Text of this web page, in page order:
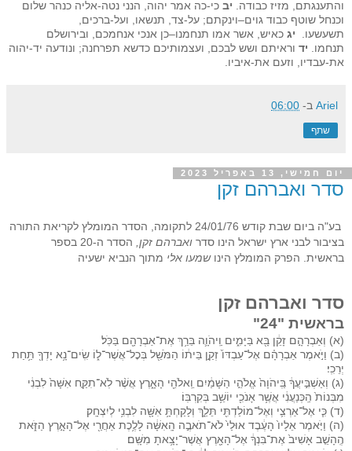
והתענגתם, מזיז כבודה. יב כי-כה אמר יהוה, הנני נטה-אליה כנהר שלום
וכנחל שוטף כבוד גוים–וינקתם; על-צד, תנשאו, ועל-ברכים,
תשעשעו. יג כאיש, אשר אמו תנחמנו–כן אנכי אנחמכם, ובירושלם
תנחמו. יד וראיתם ושש לבכם, ועצמותיכם כדשא תפרחנה; ונודעה יד-יהוה
את-עבדיו, וזעם את-איביו.
Ariel ב- 06:00
שתף
יום חמישי, 13 באפריל 2023
סדר ואברהם זקן
בע"ה ביום שבת קודש 24/01/76 לתקומה, הסדר המומלץ לקריאת התורה
בציבור לבני ארץ ישראל הינו סדר ואברהם זקן,
הסדר ה-20 בספר
בראשית. הפרק המומלץ הינושמעו אלי מתוך הנביא ישעיה
סדר ואברהם זקן
בראשית "24"
(א) וְאַבְרָהָ֣ם זָקֵ֔ן בָּ֖א בַּיָּמִ֑ים וַֽיהֹוָ֛ה בֵּרַ֥ךְ אֶת־אַבְרָהָ֖ם בַּכֹּֽל׃
(ב) וַיֹּ֣אמֶר אַבְרָהָ֗ם אֶל־עַבְדּוֹ֙ זְקַ֣ן בֵּית֔וֹ הַמֹּשֵׁ֖ל בְּכׇל־אֲשֶׁר־ל֑וֹ שִֽׂים־נָ֥א יָדְךָ֖ תַּ֥חַת
יְרֵכִֽי׃
(ג) וְאַשְׁבִּ֣יעֲךָ֔ בַּֽיהֹוָה֙ אֱלֹהֵ֣י הַשָּׁמַ֔יִם וֵֽאלֹהֵ֖י הָאָ֑רֶץ אֲשֶׁ֨ר לֹֽא־תִקַּ֤ח אִשָּׁה֙ לִבְנִ֔י
מִבְּנוֹת֙ הַֽכְּנַעֲנִ֔י אֲשֶׁ֥ר אָנֹכִ֖י יוֹשֵׁ֥ב בְּקִרְבּֽוֹ׃
(ד) כִּ֧י אֶל־אַרְצִ֛י וְאֶל־מוֹלַדְתִּ֖י תֵּלֵ֑ךְ וְלָקַחְתָּ֥ אִשָּׁ֖ה לִבְנִ֥י לְיִצְחָֽק׃
(ה) וַיֹּ֤אמֶר אֵלָיו֙ הָעֶ֔בֶד אוּלַי֙ לֹא־תֹאבֶ֣ה הָֽאִשָּׁ֔ה לָלֶ֥כֶת אַחֲרַ֖י אֶל־הָאָ֣רֶץ הַזֹּ֑את
הֶֽהָשֵׁ֤ב אָשִׁיב֙ אֶת־בִּנְךָ֔ אֶל־הָאָ֖רֶץ אֲשֶׁר־יָצָ֥אתָ מִשָּֽׁם׃